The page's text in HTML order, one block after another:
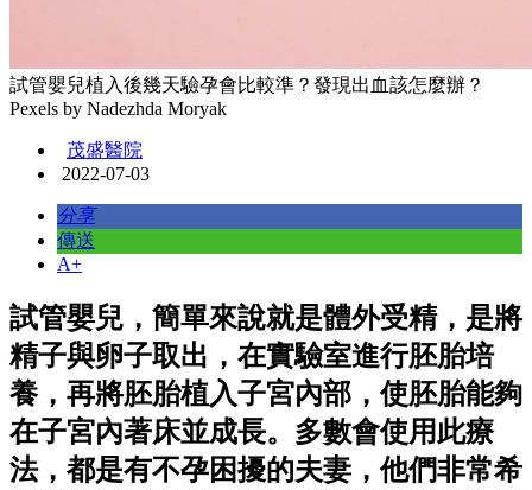
試管嬰兒植入後幾天驗孕會比較準？發現出血該怎麼辦？
Pexels by Nadezhda Moryak
茂盛醫院
2022-07-03
分享
傳送
A+
試管嬰兒，簡單來說就是體外受精，是將
精子與卵子取出，在實驗室進行胚胎培
養，再將胚胎植入子宮內部，使胚胎能夠
在子宮內著床並成長。多數會使用此療
法，都是有不孕困擾的夫妻，他們非常希